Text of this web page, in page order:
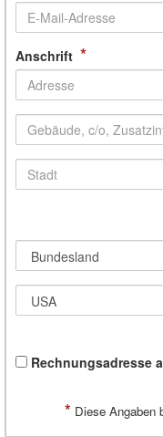
Anschrift *
Rechnungsadresse
* Diese Angaben